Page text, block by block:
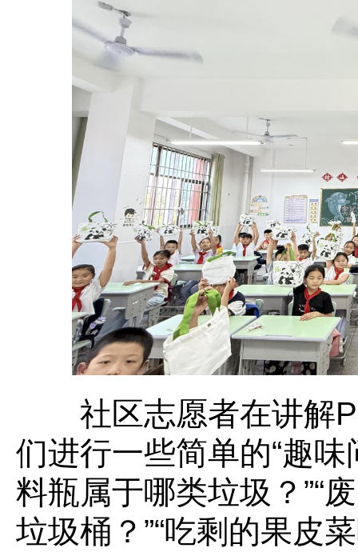
社区志愿者在讲解
们进行一些简单的“趣味
料瓶属于哪类垃圾？”“
垃圾桶？”“吃剩的果皮